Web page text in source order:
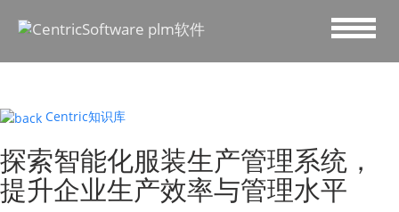
Centric知识库
探索智能化服装生产管理系统，
提升企业生产效率与管理水平